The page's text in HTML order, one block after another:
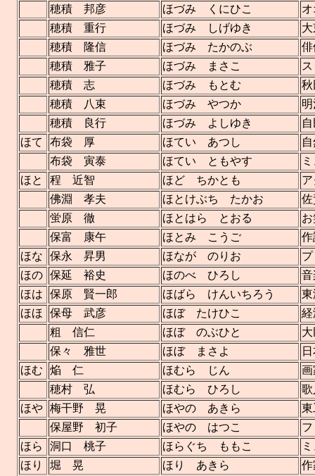
穂積 邦彦
ほづみ くにひこ
穂積 重行
ほづみ しげゆき
穂積 隆信
ほづみ たかのぶ
俳
穂積 雅子
ほづみ まさこ
穂積 志
ほづみ もとむ
秋
穂積 八束
ほづみ やつか
穂積 良行
ほづみ よしゆき
ほて
布袋 厚 ほてい あつし
布袋 寅泰
ほてい ともやす
ほと
程 近智 ほど ちかとも
佛淵 孝夫
ほとけぶち たかお
蛍原 徹
ほとはら とおる
保富 康午
ほとみ こうご
作
ほな
保永 昇男 ほなが のりお
ほの 保延 裕史 ほのべ ひろし
音
ほは
保原 賢一郎 ほばら けんいちろう
東
ほほ
保母 武彦 ほぼ たけひこ
粗 信仁
ほぼ のぶひと
保々 雅世
ほぼ まさよ
ほむ
焔 仁 ほむら じん
画
穂村 弘
ほむら ひろし
歌
ほや 梅干野 晃 ほやの あきら
保屋野 初子
ほやの はつこ
ほら
洞口 桃子 ほらぐち ももこ
ほり
堀 晃 ほり あきら
作